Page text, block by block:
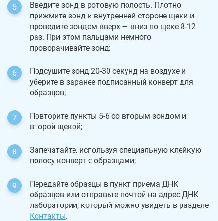
Введите зонд в ротовую полость. Плотно
прижмите зонд к внутренней стороне щеки и
проведите зондом вверх — вниз по щеке 8-12
раз. При этом пальцами немного
проворачивайте зонд;
Подсушите зонд 20-30 секунд на воздухе и
уберите в заранее подписанный конверт для
образцов;
Повторите пункты 5-6 со вторым зондом и
второй щекой;
Запечатайте, используя специальную клейкую
полосу конверт с образцами;
Передайте образцы в пункт приема ДНК
образцов или отправьте почтой на адрес ДНК
лаборатории, который можно увидеть в разделе
Контакты.